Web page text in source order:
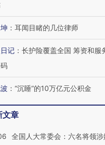
国走私7万
体内含3种
视线｜被称为“蟑螂”的
度Z世代 用街头抗争
四届链博
技“链”接产
【特别呈现】寻找100
有意思的生活方式·第
： 耳闻目睹的几位律师
记 ： 长护险覆盖全国 筹资和服
： “沉睡”的10万亿元公积金
文章
全国人大常委会：六名将领